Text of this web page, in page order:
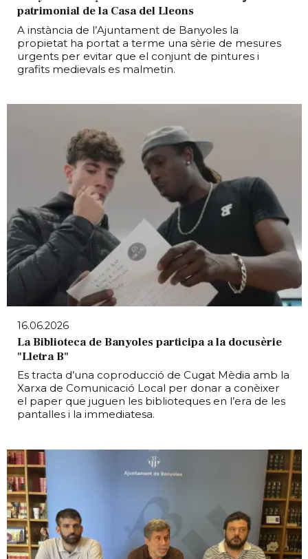
patrimonial de la Casa del Lleons
A instància de l’Ajuntament de Banyoles la
propietat ha portat a terme una sèrie de mesures
urgents per evitar que el conjunt de pintures i
grafits medievals es malmetin.
16.06.2026
La Biblioteca de Banyoles participa a la docusèrie
"Lletra B"
Es tracta d’una coproducció de Cugat Mèdia amb la
Xarxa de Comunicació Local per donar a conèixer
el paper que juguen les biblioteques en l’era de les
pantalles i la immediatesa.